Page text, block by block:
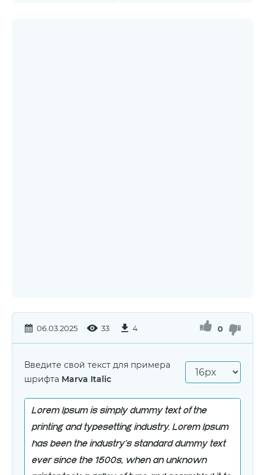
06.03.2025 33 4 0
Введите свой текст для примера
шрифта Marva Italic